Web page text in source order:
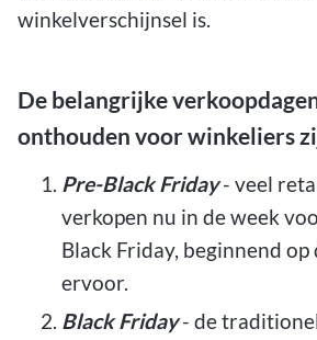
winkelverschijnsel is.
De belangrijke
onthouden voor winkeliers
Pre-Black Friday- veel
verkopen nu in de week
Black Friday, beginnend op
ervoor.
Black Friday- de